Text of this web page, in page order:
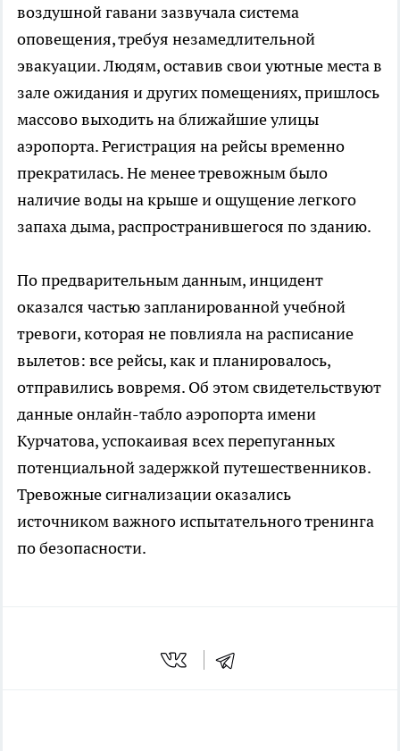
воздушной гавани зазвучала система
оповещения, требуя незамедлительной
эвакуации. Людям, оставив свои уютные места в
зале ожидания и других помещениях, пришлось
массово выходить на ближайшие улицы
аэропорта. Регистрация на рейсы временно
прекратилась. Не менее тревожным было
наличие воды на крыше и ощущение легкого
запаха дыма, распространившегося по зданию.
По предварительным данным, инцидент
оказался частью запланированной учебной
тревоги, которая не повлияла на расписание
вылетов: все рейсы, как и планировалось,
отправились вовремя. Об этом свидетельствуют
данные онлайн-табло аэропорта имени
Курчатова, успокаивая всех перепуганных
потенциальной задержкой путешественников.
Тревожные сигнализации оказались
источником важного испытательного тренинга
по безопасности.